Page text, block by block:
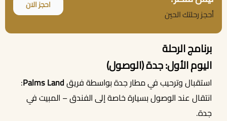
أحجز رحلتك الحين
احجز الان
أحجز الان
برنامج الرحلة
اليوم الأول: جدة (الوصول)
استقبال وترحيب في مطار جدة بواسطة فريقPalms Land
:
انتقال عند الوصول بسيارة خاصة إلى الفندق – المبيت في
جدة.